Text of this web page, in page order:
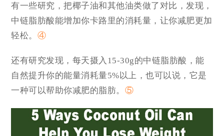
有一些研究，把椰子油和其他油类做了对比，发现，
中链脂肪酸能增加你卡路里的消耗量，让你减肥更加
轻松。 ④
还有研究发现，每天摄入15-30g的中链脂肪酸，能
自然提升你的能量消耗量5%以上，也可以说，它是
一种可以帮助你减肥的脂肪。 ⑤